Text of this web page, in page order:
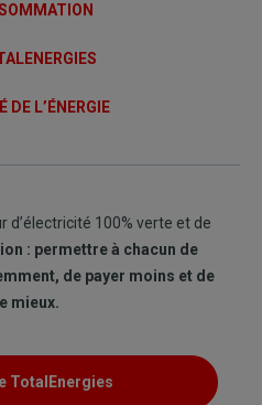
DE L’ÉNERGIE
d’électricité 100% verte et de
: permettre à chacun de
de payer moins et de
mieux.
TotalEnergies